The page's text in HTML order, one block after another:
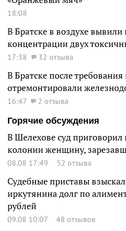
18:08
В Братске в воздухе
концентрации двух
17:38 32 отзыва
В Братске после
отремонтировали
16:47
2 отзыва
Горячие обсуждения
В Шелехове суд приговорил
колонии женщину,
08.08 17:49 52 отзыва
Судебные приставы
иркутянина долг по
рублей
09.08 10:07 48 отзывов